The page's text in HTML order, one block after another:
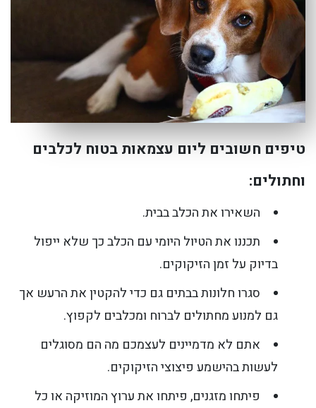
טיפים חשובים ליום עצמאות בטוח לכלבים
וחתולים:
השאירו את הכלב בבית.
תכננו את הטיול היומי עם הכלב כך שלא ייפול
בדיוק על זמן הזיקוקים.
סגרו חלונות בבתים גם כדי להקטין את הרעש אך
גם למנוע מחתולים לברוח ומכלבים לקפוץ.
אתם לא מדמיינים לעצמכם מה הם מסוגלים
לעשות בהישמע פיצוצי הזיקוקים.
פיתחו מזגנים, פיתחו את ערוץ המוזיקה או כל